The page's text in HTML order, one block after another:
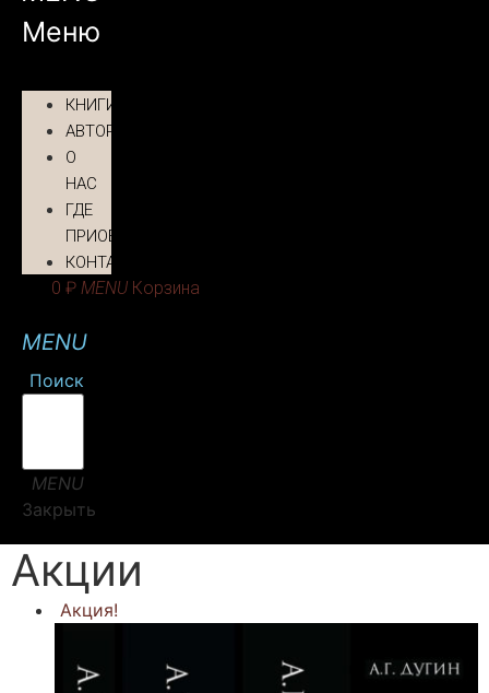
Меню
КНИГИ
АВТОРЫ
О
НАС
ГДЕ
ПРИОБРЕСТИ
КОНТАКТЫ
0₽ Корзина
Поиск
Закрыть
Акции
Акция!